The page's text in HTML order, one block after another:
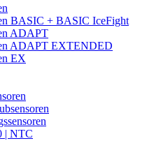
BASIC + BASIC IceFight
ADAPT
ADAPT EXTENDED
EX
| NTC